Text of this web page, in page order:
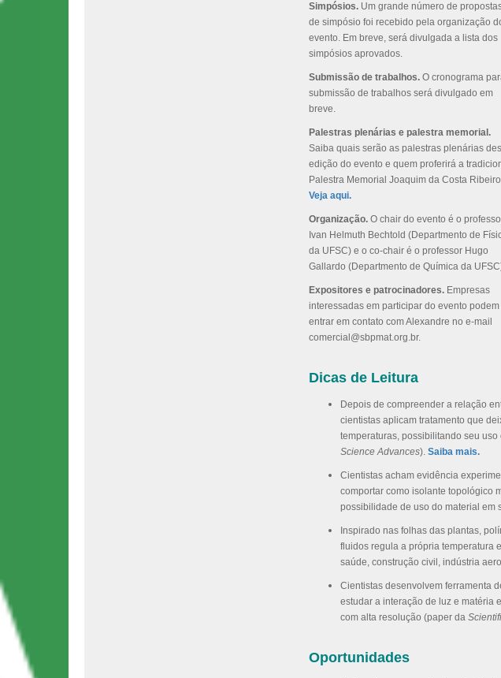
Simpósios. Um grande número de
de simpósio foi recebido pela organização
evento. Em breve, será divulgada a lista dos
simpósios aprovados.
Submissão de trabalhos. O cronograma
submissão de trabalhos será divulgado em
breve.
Palestras plenárias e palestra memorial.
Saiba quais serão as palestras plenárias
edição do evento e quem proferirá a
Palestra Memorial Joaquim da Costa
Veja aqui.
Organização. O chair do evento é o
Ivan Helmuth Bechtold (Departmento de
da UFSC) e o co-chair é o professor Hugo
Gallardo (Departmento de Química da
Expositores e patrocinadores. Empresas
interessadas em participar do evento podem
entrar em contato com Alexandre no e-mail
comercial@sbpmat.org.br.
Dicas de Leitura
Depois de compreender a relação
cientistas aplicam tratamento que
temperaturas, possibilitando seu
Science Advances). Saiba mais.
Cientistas acham evidência
comportar como isolante topológico
possibilidade de uso do material em
Inspirado nas folhas das plantas,
fluidos regula a própria temperatura
saúde, construção civil, indústria
Cientistas desenvolvem ferramenta
estudar a interação de luz e matéria
com alta resolução (paper da
Oportunidades